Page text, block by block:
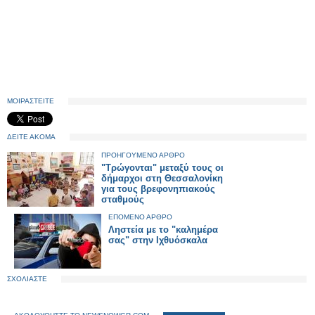
ΜΟΙΡΑΣΤΕΙΤΕ
ΔΕΙΤΕ ΑΚΟΜΑ
ΠΡΟΗΓΟΥΜΕΝΟ ΑΡΘΡΟ
"Τρώγονται" μεταξύ τους οι
δήμαρχοι στη Θεσσαλονίκη
για τους βρεφονηπιακούς
σταθμούς
ΕΠΟΜΕΝΟ ΑΡΘΡΟ
Ληστεία με το "καλημέρα
σας" στην Ιχθυόσκαλα
ΣΧΟΛΙΑΣΤΕ